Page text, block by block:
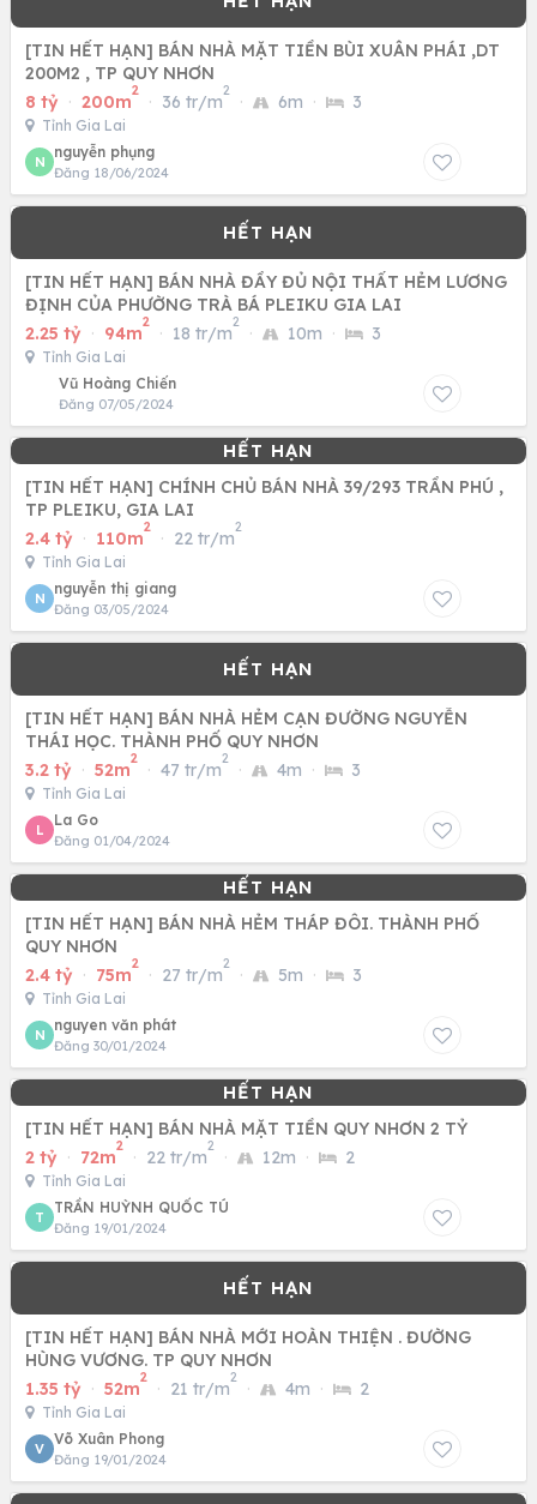
[TIN HẾT HẠN] BÁN NHÀ MẶT TIỀN BÙI XUÂN PHÁI ,DT
200M2 , TP QUY NHƠN
8 tỷ · 200m
2
· 36 tr/m
2
· 6m · 3
Tỉnh Gia Lai
N
nguyễn phụng
Đăng 18/06/2024
[TIN HẾT HẠN] BÁN NHÀ ĐẦY ĐỦ NỘI THẤT HẺM LƯƠNG
ĐỊNH CỦA PHƯỜNG TRÀ BÁ PLEIKU GIA LAI
2.25 tỷ · 94m
2
· 18 tr/m
2
· 10m · 3
Tỉnh Gia Lai
Vũ Hoàng Chiến
Đăng 07/05/2024
[TIN HẾT HẠN] CHÍNH CHỦ BÁN NHÀ 39/293 TRẦN PHÚ ,
TP PLEIKU, GIA LAI
2.4 tỷ · 110m
2
· 22 tr/m
2
Tỉnh Gia Lai
N
nguyễn thị giang
Đăng 03/05/2024
[TIN HẾT HẠN] BÁN NHÀ HẺM CẠN ĐƯỜNG NGUYỄN
THÁI HỌC. THÀNH PHỐ QUY NHƠN
3.2 tỷ · 52m
2
· 47 tr/m
2
· 4m · 3
Tỉnh Gia Lai
L
La Go
Đăng 01/04/2024
[TIN HẾT HẠN] BÁN NHÀ HẺM THÁP ĐÔI. THÀNH PHỐ
QUY NHƠN
2.4 tỷ · 75m
2
· 27 tr/m
2
· 5m · 3
Tỉnh Gia Lai
N
nguyen văn phát
Đăng 30/01/2024
[TIN HẾT HẠN] BÁN NHÀ MẶT TIỀN QUY NHƠN 2 TỶ
2 tỷ · 72m
2
· 22 tr/m
2
· 12m · 2
Tỉnh Gia Lai
T
TRẦN HUỲNH QUỐC TÚ
Đăng 19/01/2024
[TIN HẾT HẠN] BÁN NHÀ MỚI HOÀN THIỆN . ĐƯỜNG
HÙNG VƯƠNG. TP QUY NHƠN
1.35 tỷ · 52m
2
· 21 tr/m
2
· 4m · 2
Tỉnh Gia Lai
V
Võ Xuân Phong
Đăng 19/01/2024